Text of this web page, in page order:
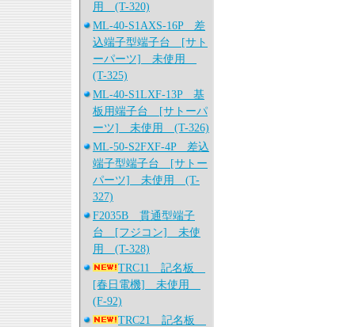
用 (T-320)
ML-40-S1AXS-16P 差
込端子型端子台 [サト
ーパーツ] 未使用
(T-325)
ML-40-S1LXF-13P 基
板用端子台 [サトーパ
ーツ] 未使用 (T-326)
ML-50-S2FXF-4P 差込
端子型端子台 [サトー
パーツ] 未使用 (T-
327)
F2035B 貫通型端子
台 [フジコン] 未使
用 (T-328)
TRC11 記名板
[春日電機] 未使用
(F-92)
TRC21 記名板